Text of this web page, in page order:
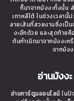
ก็มาจากมังงะทั้งนั้น
เกาหลีใต้ ในช่วงเวลานี้
ลายเส้นที่สวยงามซึ่งเป็
งะอีกด้วย และสุดท้ายคื
ต้นกำเนิดมาจากมังงะ
จากมัง
อ่านมังง
อ่านการ์ตูนออนไลน์ ในปั